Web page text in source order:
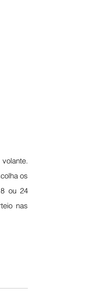
os
ou 24
nas